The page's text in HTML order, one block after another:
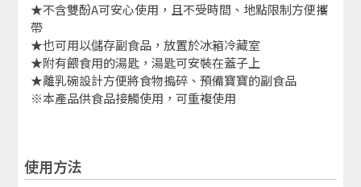
★不含雙酚A可安心使用，且不受時間、地點限制方便攜
帶
★也可用以儲存副食品，放置於冰箱冷藏室
★附有餵食用的湯匙，湯匙可安裝在蓋子上
★離乳碗設計方便將食物搗碎、預備寶寶的副食品
※本產品供食品接觸使用，可重複使用
使用方法